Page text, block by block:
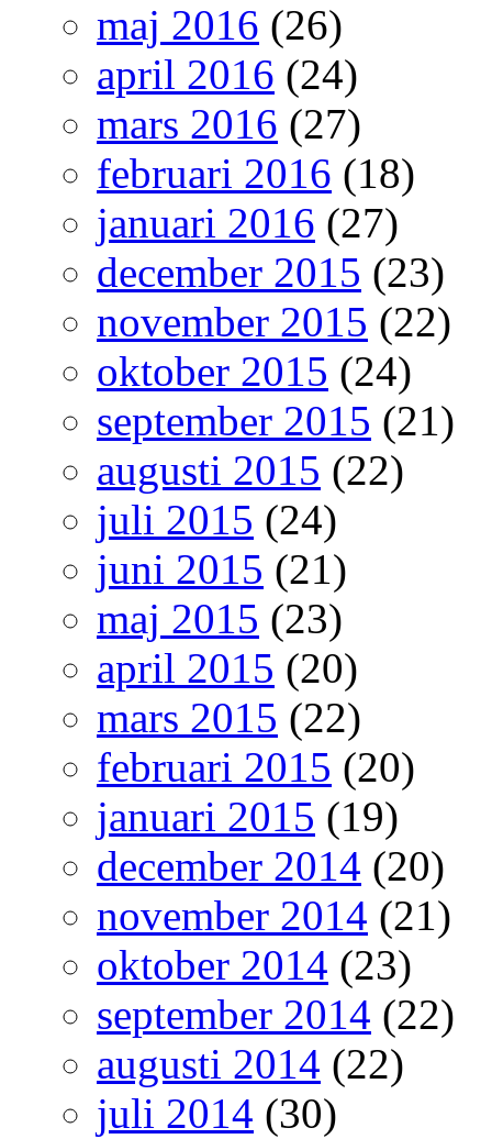
maj 2016 (26)
april 2016 (24)
mars 2016 (27)
februari 2016 (18)
januari 2016 (27)
december 2015 (23)
november 2015 (22)
oktober 2015 (24)
september 2015 (21)
augusti 2015 (22)
juli 2015 (24)
juni 2015 (21)
maj 2015 (23)
april 2015 (20)
mars 2015 (22)
februari 2015 (20)
januari 2015 (19)
december 2014 (20)
november 2014 (21)
oktober 2014 (23)
september 2014 (22)
augusti 2014 (22)
juli 2014 (30)